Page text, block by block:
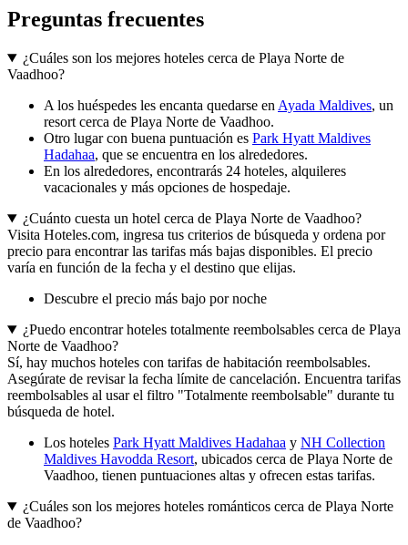
Preguntas frecuentes
¿Cuáles son los mejores hoteles cerca de Playa Norte de
Vaadhoo?
A los huéspedes les encanta quedarse en Ayada Maldives, un
resort cerca de Playa Norte de Vaadhoo.
Otro lugar con buena puntuación es Park Hyatt Maldives
Hadahaa, que se encuentra en los alrededores.
En los alrededores, encontrarás 24 hoteles, alquileres
vacacionales y más opciones de hospedaje.
¿Cuánto cuesta un hotel cerca de Playa Norte de Vaadhoo?
Visita Hoteles.com, ingresa tus criterios de búsqueda y ordena por
precio para encontrar las tarifas más bajas disponibles. El precio
varía en función de la fecha y el destino que elijas.
Descubre el precio más bajo por noche
¿Puedo encontrar hoteles totalmente reembolsables cerca de Playa
Norte de Vaadhoo?
Sí, hay muchos hoteles con tarifas de habitación reembolsables.
Asegúrate de revisar la fecha límite de cancelación. Encuentra tarifas
reembolsables al usar el filtro "Totalmente reembolsable" durante tu
búsqueda de hotel.
Los hoteles Park Hyatt Maldives Hadahaa y NH Collection
Maldives Havodda Resort, ubicados cerca de Playa Norte de
Vaadhoo, tienen puntuaciones altas y ofrecen estas tarifas.
¿Cuáles son los mejores hoteles románticos cerca de Playa Norte
de Vaadhoo?